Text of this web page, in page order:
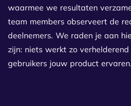
waarmee we resultaten
team members observeert de
deelnemers. We raden je aan
zijn: niets werkt zo
gebruikers jouw product ervaren.